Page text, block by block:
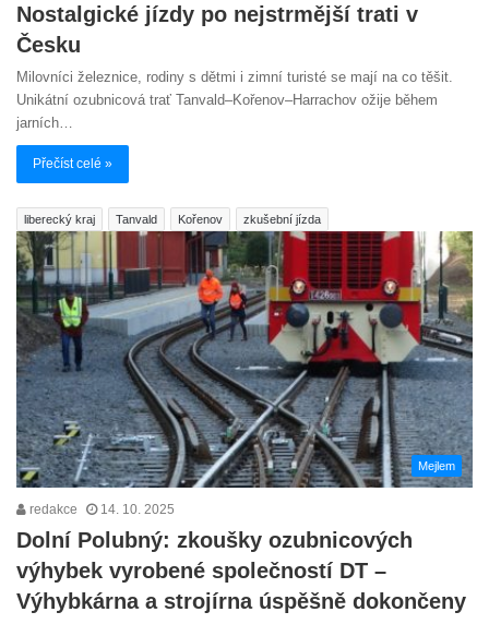
Nostalgické jízdy po nejstrmější trati v
Česku
Milovníci železnice, rodiny s dětmi i zimní turisté se mají na co těšit.
Unikátní ozubnicová trať Tanvald–Kořenov–Harrachov ožije během
jarních…
Přečíst celé »
liberecký kraj Tanvald Kořenov zkušební jízda
Mejlem
redakce 14. 10. 2025
Dolní Polubný: zkoušky ozubnicových
výhybek vyrobené společností DT –
Výhybkárna a strojírna úspěšně dokončeny